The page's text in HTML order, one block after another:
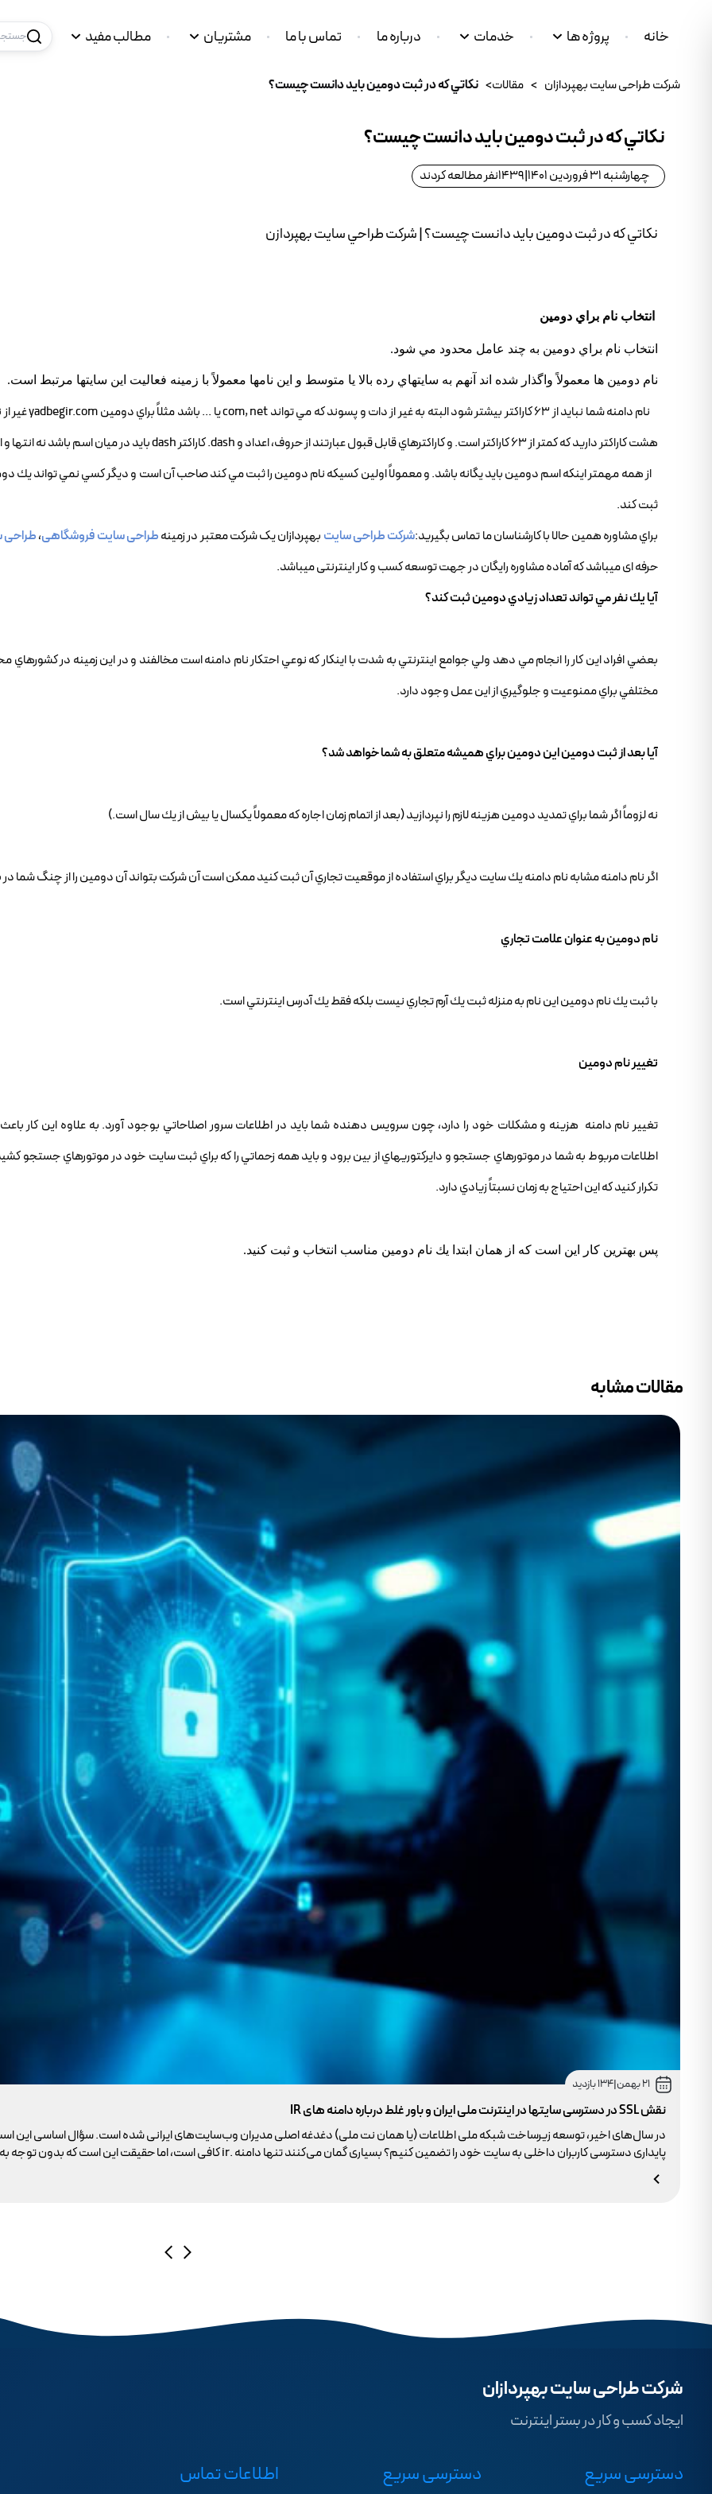
خانه پروژه ها خدمات درباره ما تماس با ما مشتریان مطالب مفید
شرکت طراحی سایت بهپردازان > مقالات> نكاتي كه در ثبت دومين بايد دانست چيست؟
نكاتي كه در ثبت دومين بايد دانست چيست؟
چهارشنبه 31 فروردین 1401 |
1439نفر مطالعه کردند
نكاتي كه در ثبت دومين بايد دانست چيست؟ | شرکت طراحي سايت بهپردازن
انتخاب نام براي دومين
انتخاب نام براي دومين به چند عامل محدود مي شود.
نام دومين ها معمولاً واگذار شده اند آنهم به سايتهاي رده بالا يا متوسط و اين نامها معمولاً با زمينه فعاليت اين سايتها مرتبط است.
هشت كاراكتر داريد كه كمتر از 63 كاراكتر است. و كاراكترهاي قابل قبول عبارتند از حروف، اعداد و dash. كاراكتر dash بايد در ميان اسم باشد نه انتها و ابتداي آن.
از همه مهمتر اينكه اسم دومين بايد يگانه باشد. و معمولاً اولين كسيكه نام دومين را ثبت مي كند صاحب آن است و ديگر كسي نمي تواند يك
ثبت كند.
براي مشاوره همين حالا با کارشناسان ما تماس بگيريد:شرکت طراحی سایت بهپردازان یک شرکت معتبر در زمینهطراحی سایت فروشگاهی،طراحی
حرفه ای میباشد که آماده مشاوره رایگان در جهت توسعه کسب و کار اینترنتی میباشد.
آيا يك نفر مي تواند تعداد زيادي دومين ثبت كند؟
بعضي افراد اين كار را انجام مي دهد ولي جوامع اينترنتي به شدت با اينكار كه نوعي احتكار نام دامنه است مخالفند و در اين زمينه در كشورهاي
مختلفي براي ممنوعيت و جلوگيري از اين عمل وجود دارد.
آيا بعد از ثبت دومين اين دومين براي هميشه متعلق به شما خواهد شد؟
نه لزوماً اگر شما براي تمديد دومين هزينه لازم را نپردازيد (بعد از اتمام زمان اجاره كه معمولاً يكسال يا بيش از يك سال است.)
اگر نام دامنه مشابه نام دامنه يك سايت ديگر براي استفاده از موقعيت تجاري آن ثبت كنيد ممكن است آن شركت بتواند آن دومين را از چنگ شما در
نام دومين به عنوان علامت تجاري
با ثبت يك نام دومين اين نام به منزله ثبت يك آرم تجاري نيست بلكه فقط يك آدرس اينترنتي است.
تغيير نام دومين
تغيير نام دامنه هزينه و مشكلات خود را دارد، چون سرويس دهنده شما بايد در اطلاعات سرور اصلاحاتي بوجود آورد. به علاوه اين كار
اطلاعات مربوط به شما در موتورهاي جستجو و دايركتوريهاي از بين برود و بايد همه زحماتي را كه براي ثبت سايت خود در موتورهاي جستجو
تكرار كنيد كه اين احتياج به زمان نسبتاً زيادي دارد.
پس بهترين كار اين است كه از همان ابتدا يك نام دومين مناسب انتخاب و ثبت كنيد.
مقالات مشابه
21 بهمن |134 بازدید
نقش SSL در دسترسی سایتها در اینترنت ملی ایران و باور غلط درباره دامنه های IR
در سال‌های اخیر، توسعه زیرساخت شبکه ملی اطلاعات (یا همان نت ملی) دغدغه اصلی مدیران وب‌سایت‌های ایرانی شده است. سؤال اساسی این
وجود ندارد.
شرکت طراحی سایت بهپردازان
ایجاد کسب و کار در بستر اینترنت
دسترسی سریع دسترسی سریع اطلاعات تماس